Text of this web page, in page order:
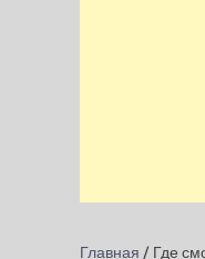
Главная / Где